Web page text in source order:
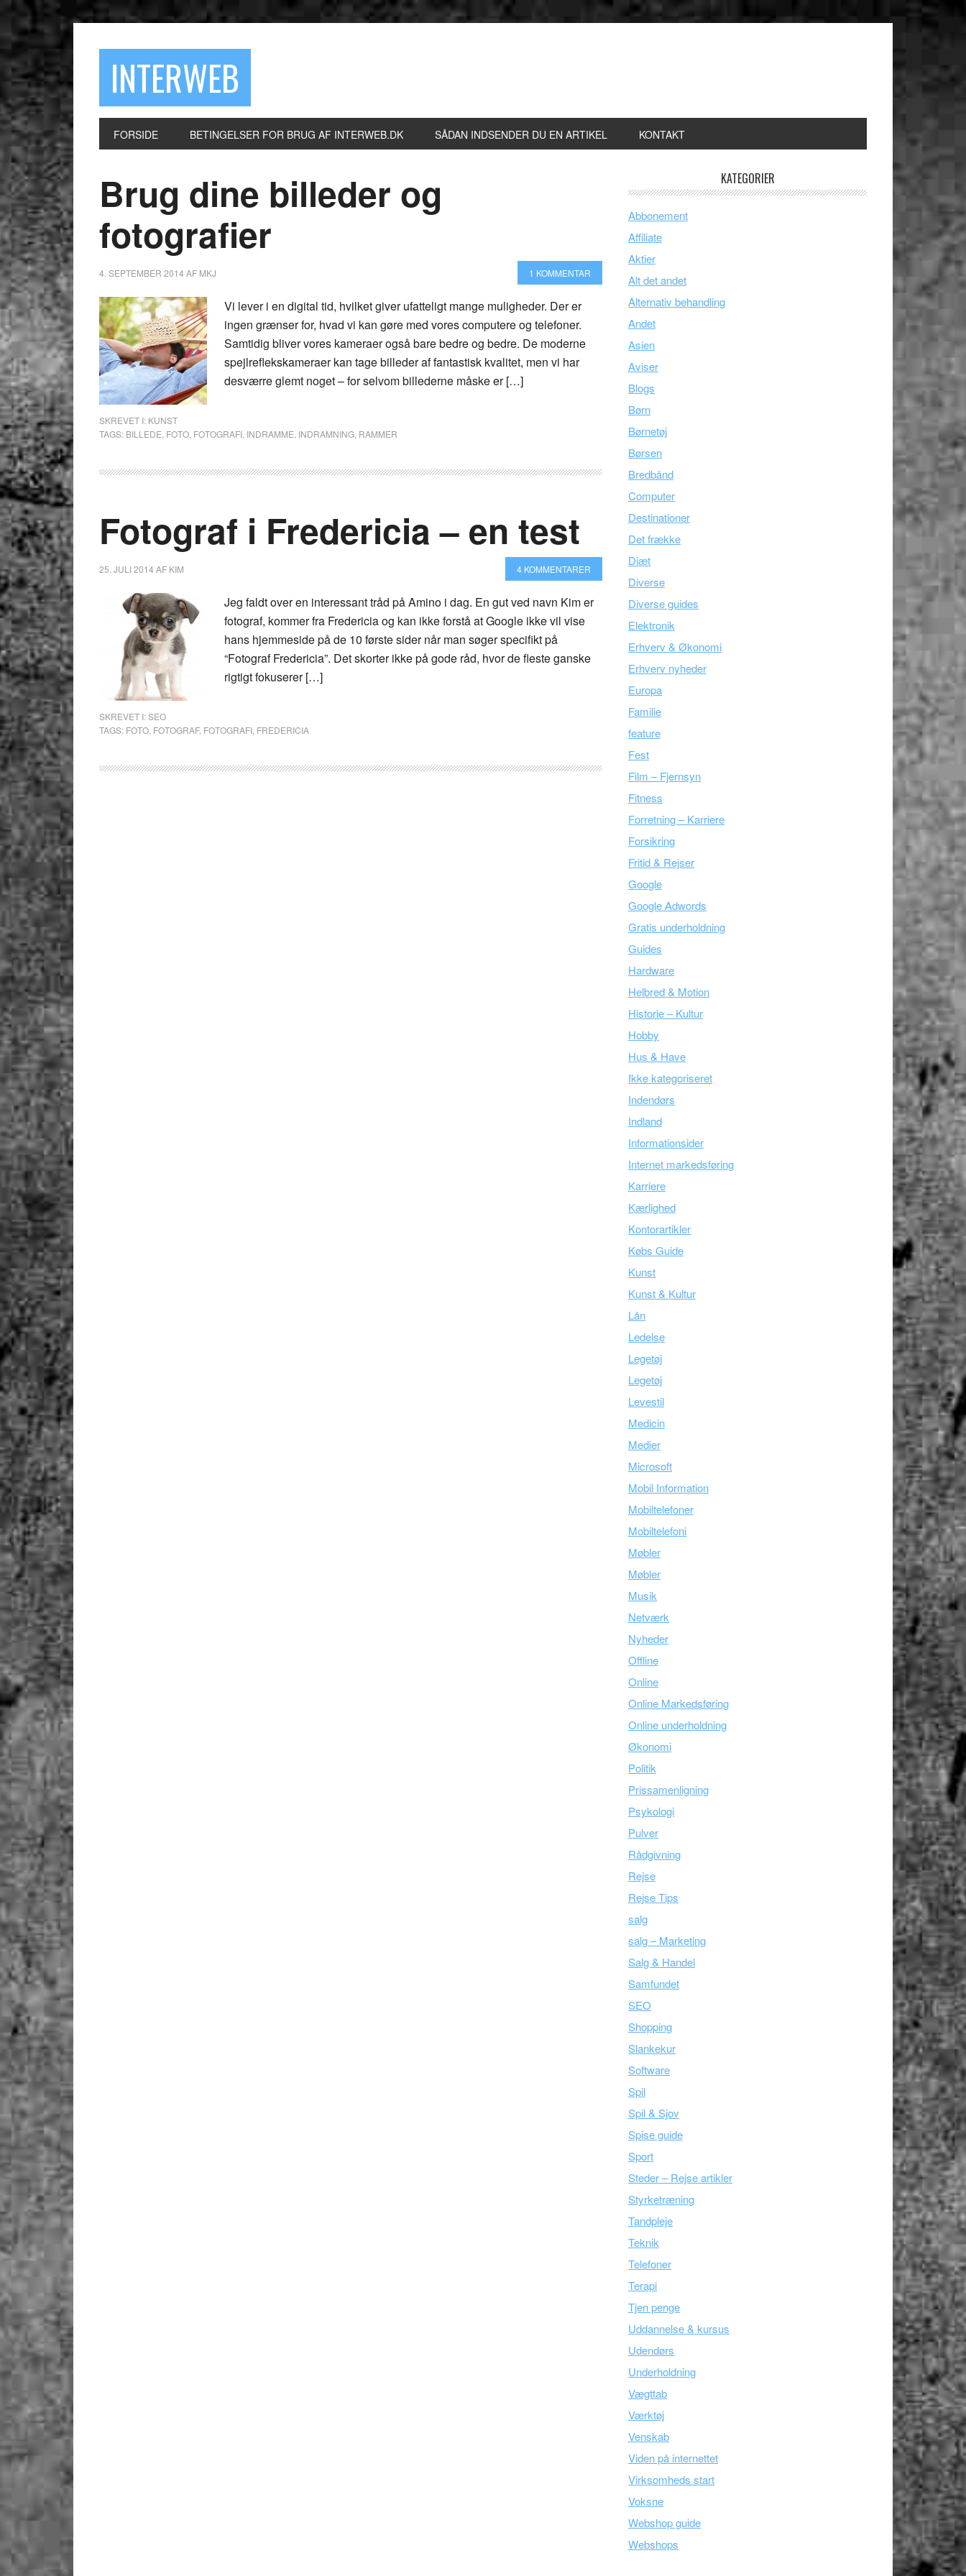
INTERWEB
FORSIDE BETINGELSER FOR BRUG AF INTERWEB.DK SÅDAN INDSENDER DU EN ARTIKEL KONTAKT
Brug dine billeder og
fotografier
4. SEPTEMBER 2014 AF MKJ 1 KOMMENTAR
Vi lever i en digital tid, hvilket giver ufatteligt mange muligheder. Der er
ingen grænser for, hvad vi kan gøre med vores computere og telefoner.
Samtidig bliver vores kameraer også bare bedre og bedre. De moderne
spejlreflekskameraer kan tage billeder af fantastisk kvalitet, men vi har
desværre glemt noget – for selvom billederne måske er […]
SKREVET I: KUNST
TAGS: BILLEDE FOTO FOTOGRAFI INDRAMME INDRAMNING RAMMER
Fotograf i Fredericia – en test
25. JULI 2014 AF KIM 4 KOMMENTARER
Jeg faldt over en interessant tråd på Amino i dag. En gut ved navn Kim er
fotograf, kommer fra Fredericia og kan ikke forstå at Google ikke vil vise
hans hjemmeside på de 10 første sider når man søger specifikt på
“Fotograf Fredericia”. Det skorter ikke på gode råd, hvor de fleste ganske
rigtigt fokuserer […]
SKREVET I:SEO
TAGS: FOTO FOTOGRAF, FOTOGRAFI FREDERICIA
KATEGORIER
Abbonement
Affiliate
Aktier
Alt det andet
Alternativ behandling
Andet
Asien
Aviser
Blogs
Børn
Børnetøj
Børsen
Bredbånd
Computer
Destinationer
Det frække
Diæt
Diverse
Diverse guides
Elektronik
Erhverv & Økonomi
Erhverv nyheder
Europa
Familie
feature
Fest
Film – Fjernsyn
Fitness
Forretning – Karriere
Forsikring
Fritid & Rejser
Google
Google Adwords
Gratis underholdning
Guides
Hardware
Helbred & Motion
Historie – Kultur
Hobby
Hus & Have
Ikke kategoriseret
Indendørs
Indland
Informationsider
Internet markedsføring
Karriere
Kærlighed
Kontorartikler
Købs Guide
Kunst
Kunst & Kultur
Lån
Ledelse
Legetøj
Legetøj
Levestil
Medicin
Medier
Microsoft
Mobil Information
Mobiltelefoner
Mobiltelefoni
Møbler
Møbler
Musik
Netværk
Nyheder
Offline
Online
Online Markedsføring
Online underholdning
Økonomi
Politik
Prissamenligning
Psykologi
Pulver
Rådgivning
Rejse
Rejse Tips
salg
salg – Marketing
Salg & Handel
Samfundet
SEO
Shopping
Slankekur
Software
Spil
Spil & Sjov
Spise guide
Sport
Steder – Rejse artikler
Styrketræning
Tandpleje
Teknik
Telefoner
Terapi
Tjen penge
Uddannelse & kursus
Udendørs
Underholdning
Vægttab
Værktøj
Venskab
Viden på internettet
Virksomheds start
Voksne
Webshop guide
Webshops